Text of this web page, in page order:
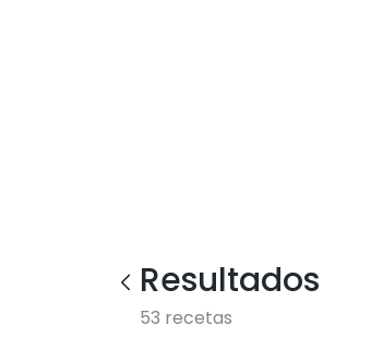
Resultados
53 recetas